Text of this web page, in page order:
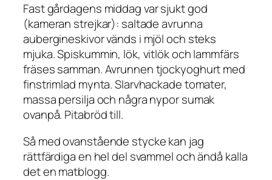
Fast gårdagens middag var sjukt god
(kameran strejkar): saltade avrunna
aubergineskivor vänds i mjöl och steks
mjuka. Spiskummin, lök, vitlök och lammfärs
fräses samman. Avrunnen tjockyoghurt med
finstrimlad mynta. Slarvhackade tomater,
massa persilja och några nypor sumak
ovanpå. Pitabröd till.
Så med ovanstående stycke kan jag
rättfärdiga en hel del svammel och ändå kalla
det en matblogg.